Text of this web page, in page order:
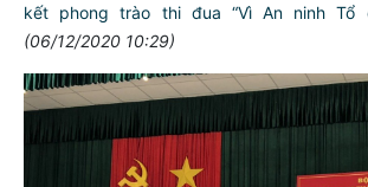
kết phong trào thi đua “Vì An ninh Tổ
(06/12/2020 10:29)